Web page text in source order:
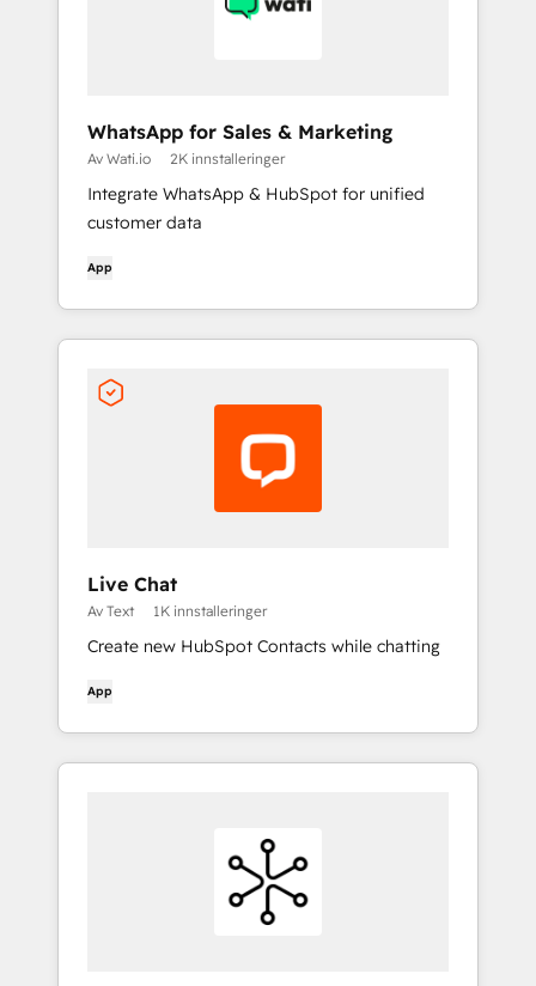
WhatsApp for Sales & Marketing
Av Wati.io 2K innstalleringer
Integrate WhatsApp & HubSpot for unified
customer data
App
Live Chat
Av Text 1K innstalleringer
Create new HubSpot Contacts while chatting
App